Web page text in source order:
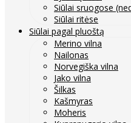
Siūlai sruogose
Siūlai ritėse
Siūlai pagal pluoštą
Merino vilna
Nailonas
Norvegiška vilna
Jako vilna
Šilkas
Kašmyras
Moheris